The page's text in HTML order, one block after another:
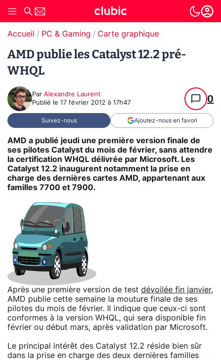
Accueil PC & Gaming Carte graphique
AMD publie les Catalyst 12.2 pré-
WHQL
Par Alexandre Laurent
Publié le 17 février 2012 à 17h47 0
Suivez-nous Ajoutez-nous en favori
AMD a publié jeudi une première version finale de
ses pilotes Catalyst du mois de février, sans attendre
la certification WHQL délivrée par Microsoft. Les
Catalyst 12.2 inaugurent notamment la prise en
charge des dernières cartes AMD, appartenant aux
familles 7700 et 7900.
Après une première version de test dévoilée fin janvier,
AMD publie cette semaine la mouture finale de ses
pilotes du mois de février. Il indique que ceux-ci sont
conformes à la version WHQL, qui sera disponible fin
février ou début mars, après validation par Microsoft.
Le principal intérêt des Catalyst 12.2 réside bien sûr
dans la prise en charge des deux dernières familles